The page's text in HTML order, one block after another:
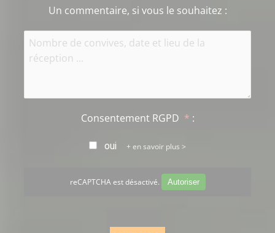
Un commentaire, si vous le souhaitez :
* :
oui en savoir plus >
reCAPTCHA est désactivé. Autoriser